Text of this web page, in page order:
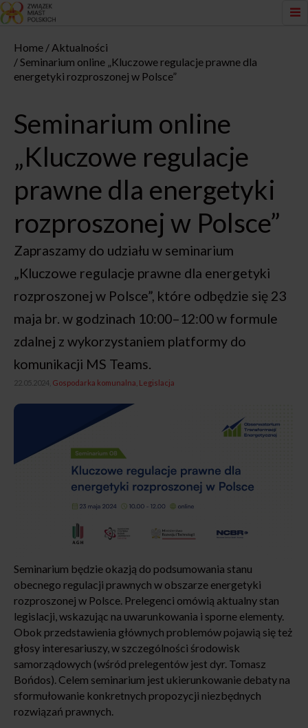
Home
Aktualności
Seminarium online „Kluczowe regulacje prawne dla
energetyki rozproszonej w Polsce”
Seminarium online
„Kluczowe regulacje
prawne dla energetyki
rozproszonej w Polsce”
Zapraszamy do udziału w seminarium
„Kluczowe regulacje prawne dla energetyki
rozproszonej w Polsce”, które odbędzie się 23
maja br. w godzinach 10:00–12:00 w formule
zdalnej z wykorzystaniem platformy do
komunikacji MS Teams.
22.05.2024, Gospodarka komunalna Legislacja
Seminarium będzie okazją do podsumowania stanu
obecnego regulacji prawnych w obszarze energetyki
rozproszonej w Polsce. Prelegenci omówią aktualny stan
legislacji, wskazując na uwarunkowania i sporne elementy.
Obok przedstawienia głównych problemów pojawią się też
głosy interesariuszy, w szczególności środowisk
samorządowych (wśród prelegentów jest dyr. Tomasz
Bońdos). Celem seminarium jest ukierunkowanie debaty na
sformułowanie konkretnych propozycji niezbędnych
rozwiązań prawnych.